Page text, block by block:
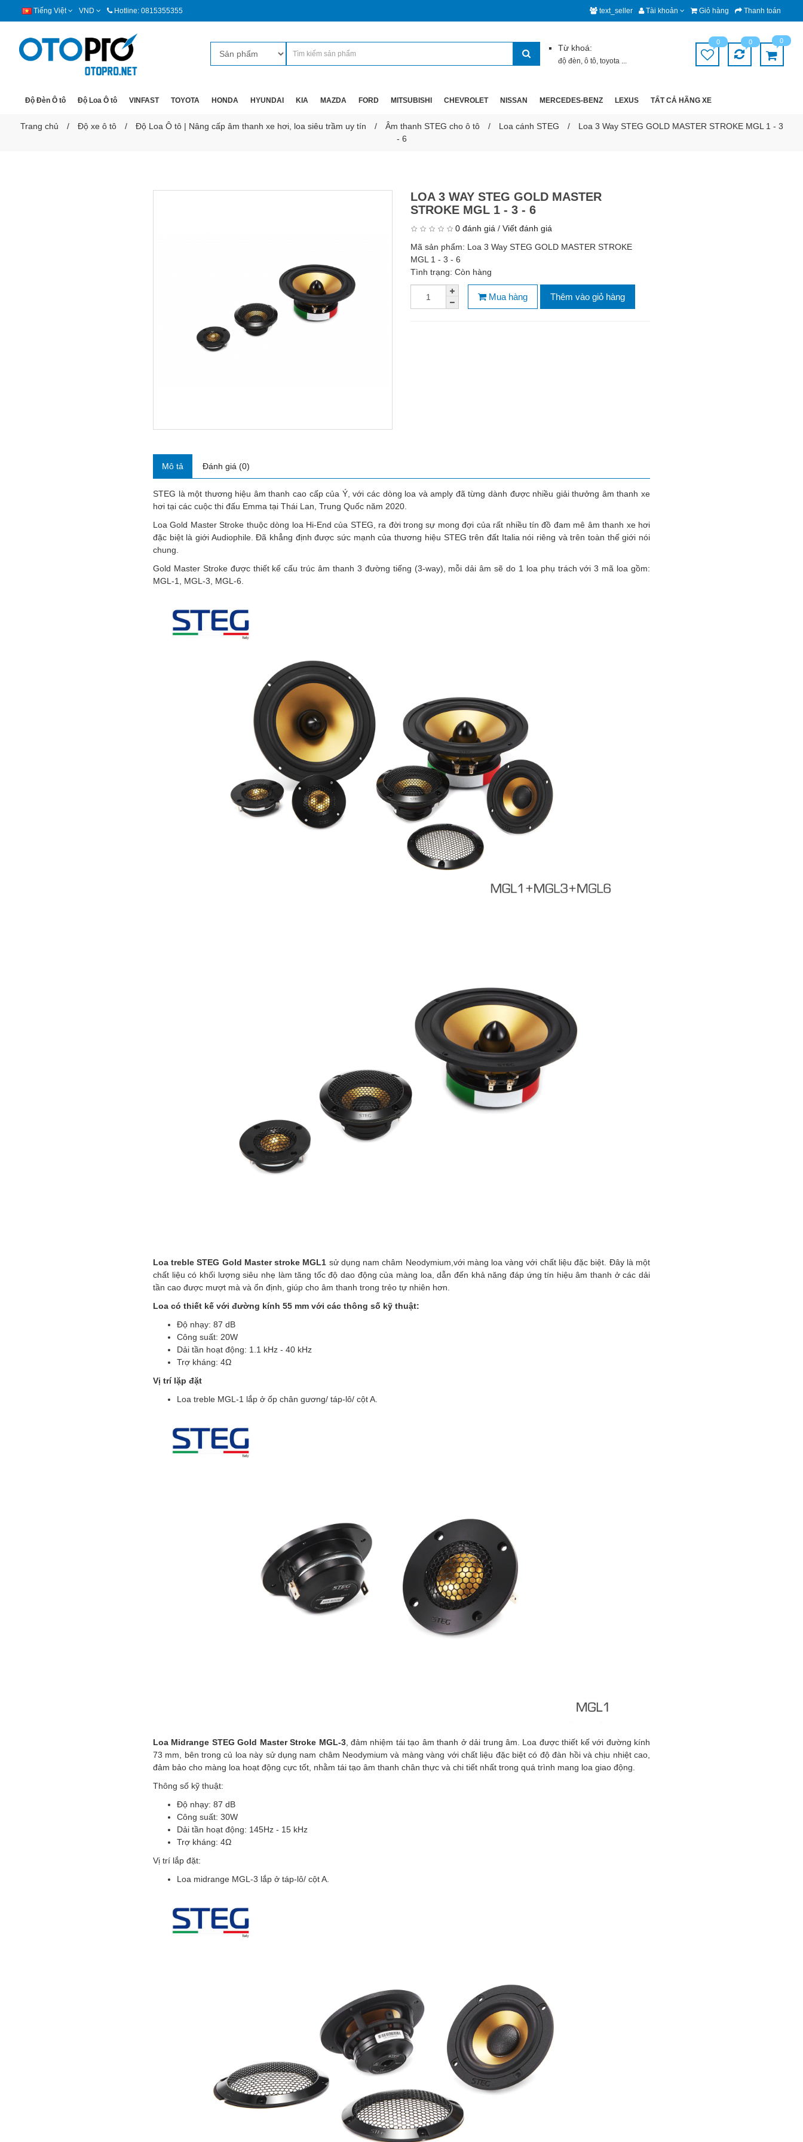
Tiếng Việt VND Hotline: 0815355355 text_seller Tài khoản Giỏ hàng Thanh toán
Từ khoá:
độ đèn,ô tô,toyota ...
0 0 0
Độ Đèn Ô tô Độ Loa Ô tô VINFAST TOYOTA HONDA HYUNDAI KIA MAZDA FORD MITSUBISHI CHEVROLET NISSAN MERCEDES-BENZ LEXUS TẤT CẢ HÃNG XE
Trang chủ Độ xe ô tô Độ Loa Ô tô | Nâng cấp âm thanh xe hơi, loa siêu trầm uy tín Âm thanh STEG cho ô tô Loa cánh STEG
Loa 3 Way STEG GOLD MASTER STROKE MGL 1 - 3
- 6
LOA 3 WAY STEG GOLD MASTER
STROKE MGL 1 - 3 - 6
0 đánh giá / Viết đánh giá
Mã sản phẩm: Loa 3 Way STEG GOLD MASTER STROKE
MGL 1 - 3 - 6
Tình trạng: Còn hàng
Mua hàng Thêm vào giỏ hàng
Mô tả Đánh giá (0)
STEG là một thương hiệu âm thanh cao cấp của Ý, với các dòng loa và amply đã từng dành được nhiều giải thưởng âm thanh xe
hơi tại các cuộc thi đấu Emma tại Thái Lan, Trung Quốc năm 2020.
Loa Gold Master Stroke thuộc dòng loa Hi-End của STEG, ra đời trong sự mong đợi của rất nhiều tín đồ đam mê âm thanh xe hơi
đặc biệt là giới Audiophile. Đã khẳng định được sức mạnh của thương hiệu STEG trên đất Italia nói riêng và trên toàn thế giới nói
chung.
Gold Master Stroke được thiết kế cấu trúc âm thanh 3 đường tiếng (3-way), mỗi dải âm sẽ do 1 loa phụ trách với 3 mã loa gồm:
MGL-1, MGL-3, MGL-6.
Loa treble STEG Gold Master stroke MGL1 sử dụng nam châm Neodymium,với màng loa vàng với chất liệu đặc biệt. Đây là một
chất liệu có khối lượng siêu nhẹ làm tăng tốc độ dao động của màng loa, dẫn đến khả năng đáp ứng tín hiệu âm thanh ở các dải
tần cao được mượt mà và ổn định, giúp cho âm thanh trong trẻo tự nhiên hơn.
Loa có thiết kế với đường kính 55 mm với các thông số kỹ thuật:
Độ nhạy: 87 dB
Công suất: 20W
Dải tần hoạt động: 1.1 kHz - 40 kHz
Trợ kháng: 4Ω
Vị trí lặp đặt
Loa treble MGL-1 lắp ở ốp chân gương/ táp-lô/ cột A.
Loa Midrange STEG Gold Master Stroke MGL-3, đảm nhiệm tái tạo âm thanh ở dải trung âm. Loa được thiết kế với đường kính
73 mm, bên trong củ loa này sử dụng nam châm Neodymium và màng vàng với chất liệu đặc biệt có độ đàn hồi và chịu nhiệt cao,
đảm bảo cho màng loa hoạt động cực tốt, nhằm tái tạo âm thanh chân thực và chi tiết nhất trong quá trình mang loa giao động.
Thông số kỹ thuật:
Độ nhạy: 87 dB
Công suất: 30W
Dải tần hoạt động: 145Hz - 15 kHz
Trợ kháng: 4Ω
Vị trí lắp đặt:
Loa midrange MGL-3 lắp ở táp-lô/ cột A.